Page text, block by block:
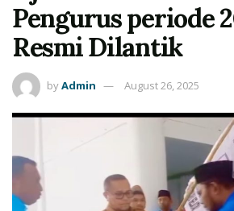
Pengurus periode
Resmi Dilantik
byAdmin August 26, 2025